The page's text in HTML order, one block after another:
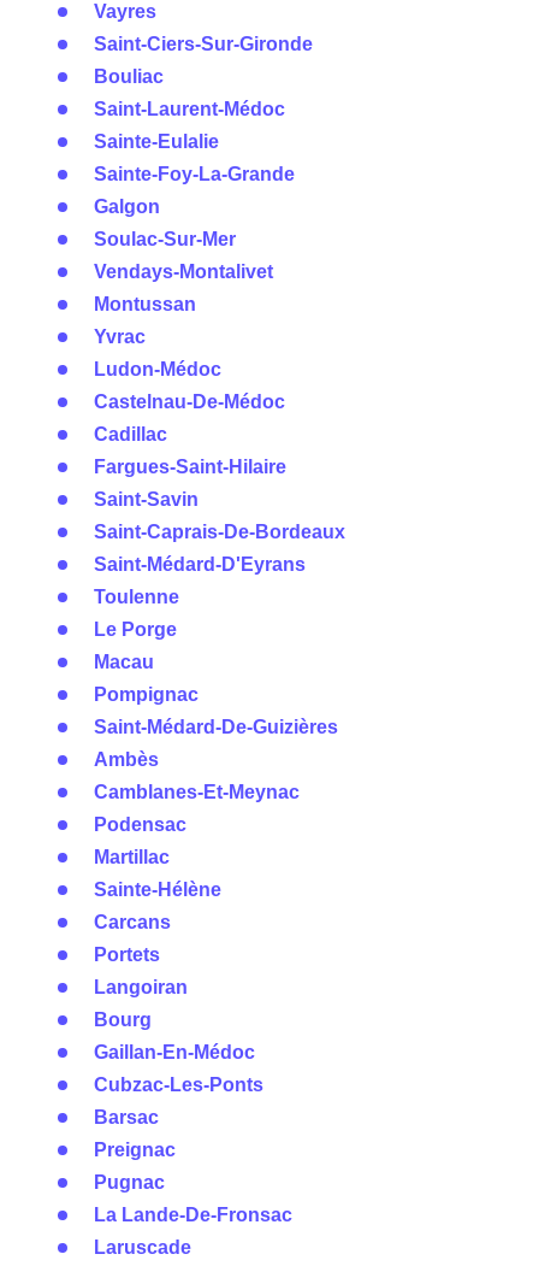
Vayres
Saint-Ciers-Sur-Gironde
Bouliac
Saint-Laurent-Médoc
Sainte-Eulalie
Sainte-Foy-La-Grande
Galgon
Soulac-Sur-Mer
Vendays-Montalivet
Montussan
Yvrac
Ludon-Médoc
Castelnau-De-Médoc
Cadillac
Fargues-Saint-Hilaire
Saint-Savin
Saint-Caprais-De-Bordeaux
Saint-Médard-D'Eyrans
Toulenne
Le Porge
Macau
Pompignac
Saint-Médard-De-Guizières
Ambès
Camblanes-Et-Meynac
Podensac
Martillac
Sainte-Hélène
Carcans
Portets
Langoiran
Bourg
Gaillan-En-Médoc
Cubzac-Les-Ponts
Barsac
Preignac
Pugnac
La Lande-De-Fronsac
Laruscade